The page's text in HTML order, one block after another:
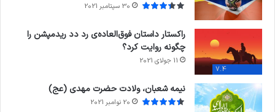
30 سپتامبر 2021
7.4
راکستار داستان فوق‌العاده‌ی رد دد ریدمپشن را
چگونه روایت کرد؟
11 جولای 2021
نیمه شعبان، ولادت حضرت مهدی (عج)
20 نوامبر 2021